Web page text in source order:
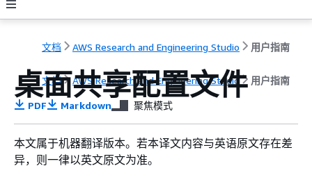
文档 AWS Research and Engineering Studio 用户指南
文档 AWS Research and Engineering Studio 用户指南
桌面共享配置文件
PDF Markdown 聚焦模式
本文属于机器翻译版本。若本译文内容与英语原文存在差
异，则一律以英文原文为准。